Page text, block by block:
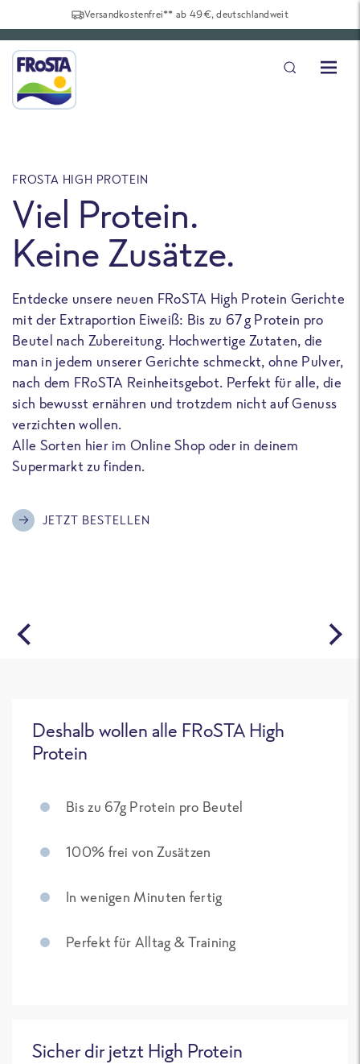
Versandkostenfrei** ab 49€, deutschlandweit
FROSTA HIGH PROTEIN
Viel Protein.
Keine Zusätze.
Entdecke unsere neuen FRoSTA High Protein Gerichte
mit der Extraportion Eiweiß: Bis zu 67 g Protein pro
Beutel nach Zubereitung. Hochwertige Zutaten, die
man in jedem unserer Gerichte schmeckt, ohne Pulver,
nach dem FRoSTA Reinheitsgebot. Perfekt für alle, die
sich bewusst ernähren und trotzdem nicht auf Genuss
verzichten wollen.
Alle Sorten hier im Online Shop oder in deinem
Supermarkt zu finden.
JETZT BESTELLEN
Deshalb wollen alle FRoSTA High
Protein
Bis zu 67g Protein pro Beutel
100% frei von Zusätzen
In wenigen Minuten fertig
Perfekt für Alltag & Training
Sicher dir jetzt High Protein